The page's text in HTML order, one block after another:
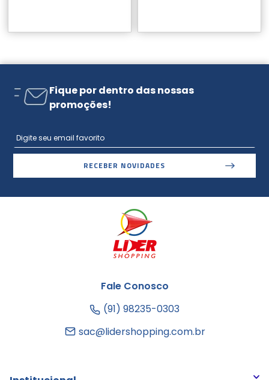
Fique por dentro das nossas
promoções!
RECEBER NOVIDADES
Fale Conosco
(91) 98235-0303
sac@lidershopping.com.br